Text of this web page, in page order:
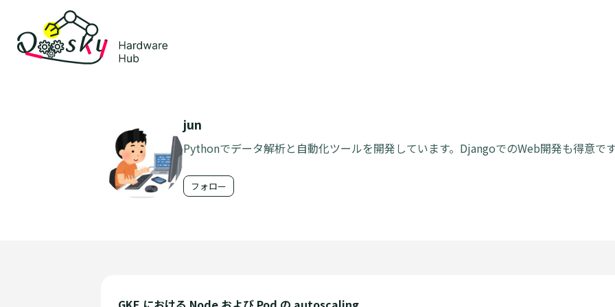
jun
Pythonでデータ解析と自動化ツールを開発しています。DjangoでのWeb開発も得意で
フォロー